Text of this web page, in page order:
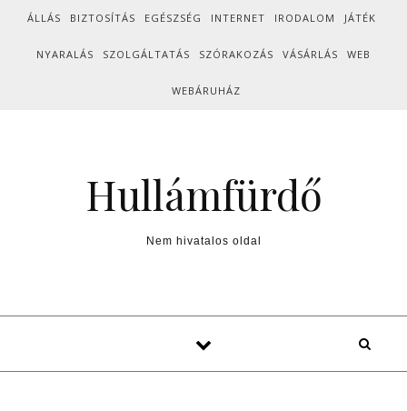
Skip to content
ÁLLÁS BIZTOSÍTÁS EGÉSZSÉG INTERNET IRODALOM JÁTÉK
NYARALÁS SZOLGÁLTATÁS SZÓRAKOZÁS VÁSÁRLÁS WEB
WEBÁRUHÁZ
Hullámfürdő
Nem hivatalos oldal